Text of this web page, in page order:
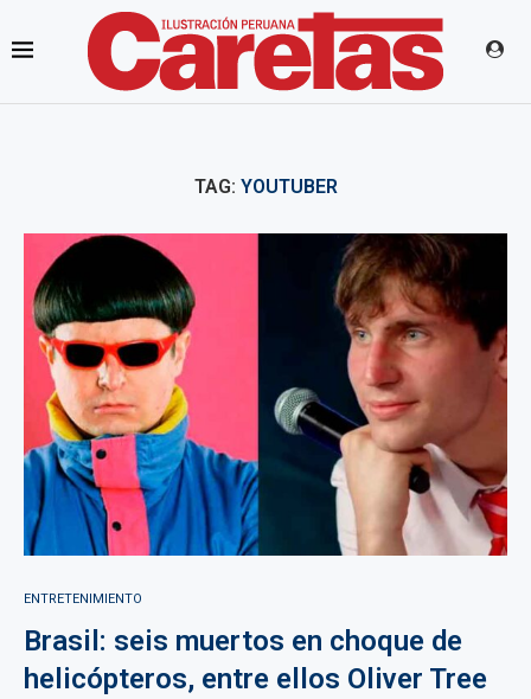
TAG: YOUTUBER
ENTRETENIMIENTO
Brasil: seis muertos en choque de
helicópteros, entre ellos Oliver Tree